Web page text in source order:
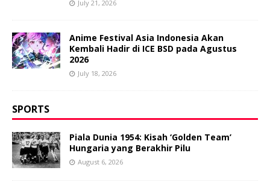
July 21, 2026
Anime Festival Asia Indonesia Akan
Kembali Hadir di ICE BSD pada Agustus
2026
July 18, 2026
SPORTS
Piala Dunia 1954: Kisah ‘Golden Team’
Hungaria yang Berakhir Pilu
August 6, 2026